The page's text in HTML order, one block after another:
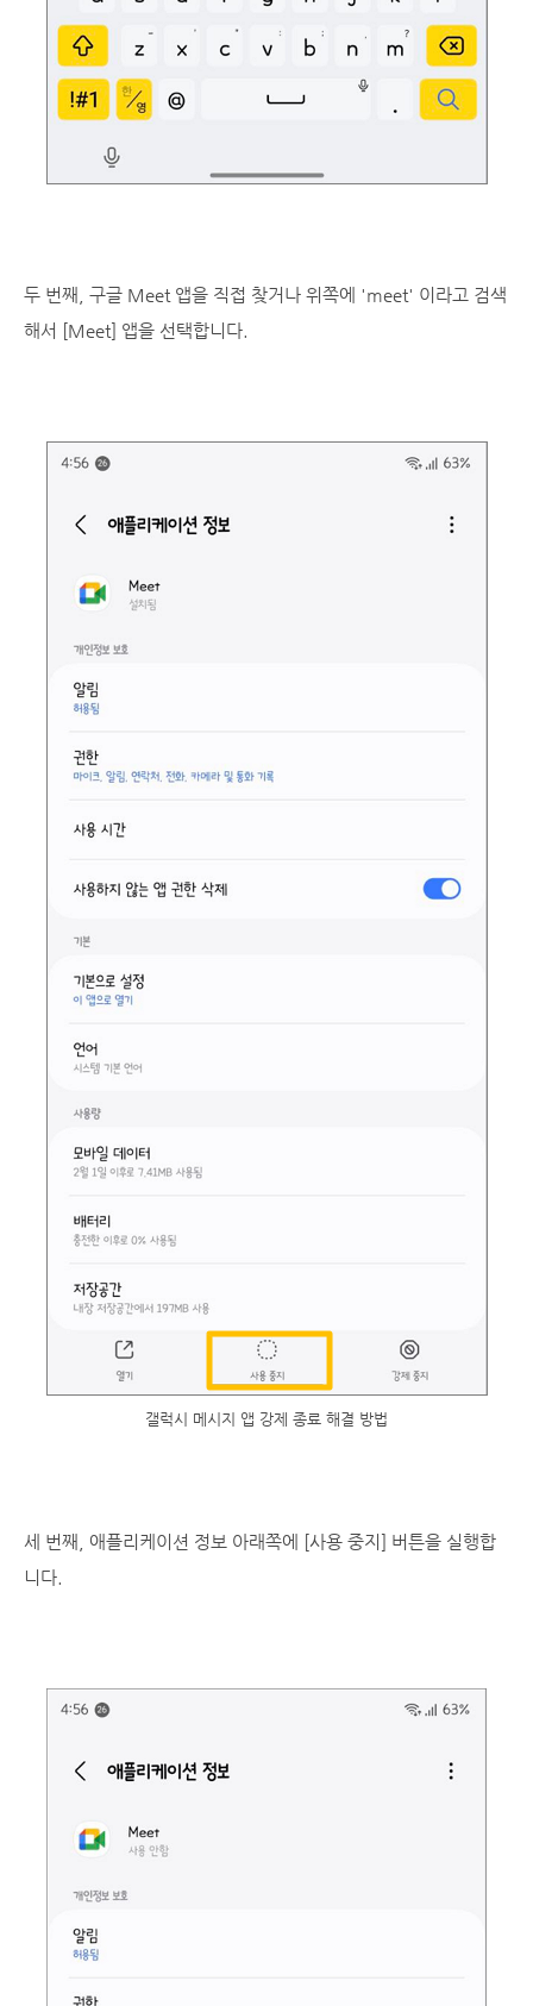
두 번째, 구글 Meet 앱을 직접 찾거나 위쪽에 'meet' 이라고 검색
해서 [Meet] 앱을 선택합니다.
갤럭시 메시지 앱 강제 종료 해결 방법
세 번째, 애플리케이션 정보 아래쪽에 [사용 중지] 버튼을 실행합
니다.